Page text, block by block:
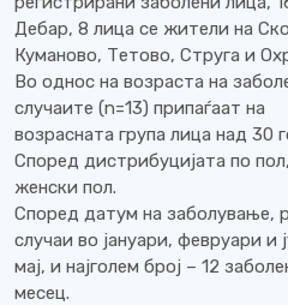
Дебар, 8 лица се жители на
Куманово, Тетово, Струга и
Во однос на возраста на
случаите (n=13) припаѓаат на
возрасната група лица над 30
Според дистрибуцијата по
женски пол.
Според датум на заболување,
случаи во јануари, февруари и
мај, и најголем број – 12
месец.